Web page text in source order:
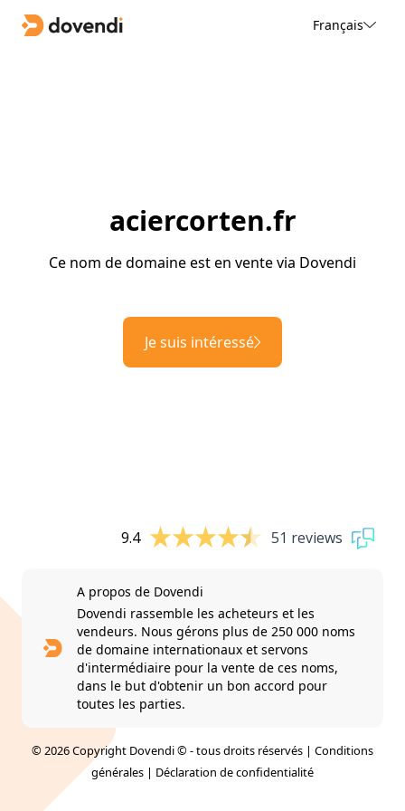
Français
aciercorten.fr
Ce nom de domaine est en vente via Dovendi
Je suis intéressé
9.4 51 reviews
A propos de Dovendi
Dovendi rassemble les acheteurs et les
vendeurs. Nous gérons plus de 250 000 noms
de domaine internationaux et servons
d'intermédiaire pour la vente de ces noms,
dans le but d'obtenir un bon accord pour
toutes les parties.
© 2026 Copyright Dovendi © - tous droits réservés | Conditions
générales | Déclaration de confidentialité